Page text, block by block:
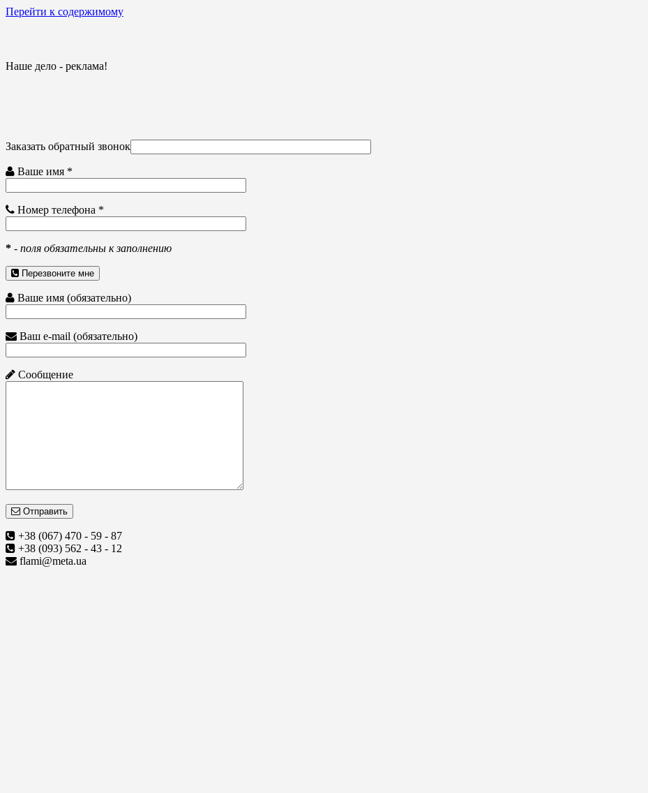
Перейти к содержимому
Наше дело - реклама!
Заказать обратный звонок
Ваше имя *
Номер телефона *
* - поля обязательны к заполнению
Перезвоните мне
Ваше имя (обязательно)
Ваш e-mail (обязательно)
Сообщение
Отправить
+38 (067) 470 - 59 - 87
+38 (093) 562 - 43 - 12
flami@meta.ua